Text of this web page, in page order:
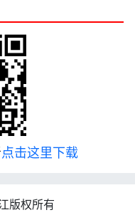
点击这里下载
版权所有